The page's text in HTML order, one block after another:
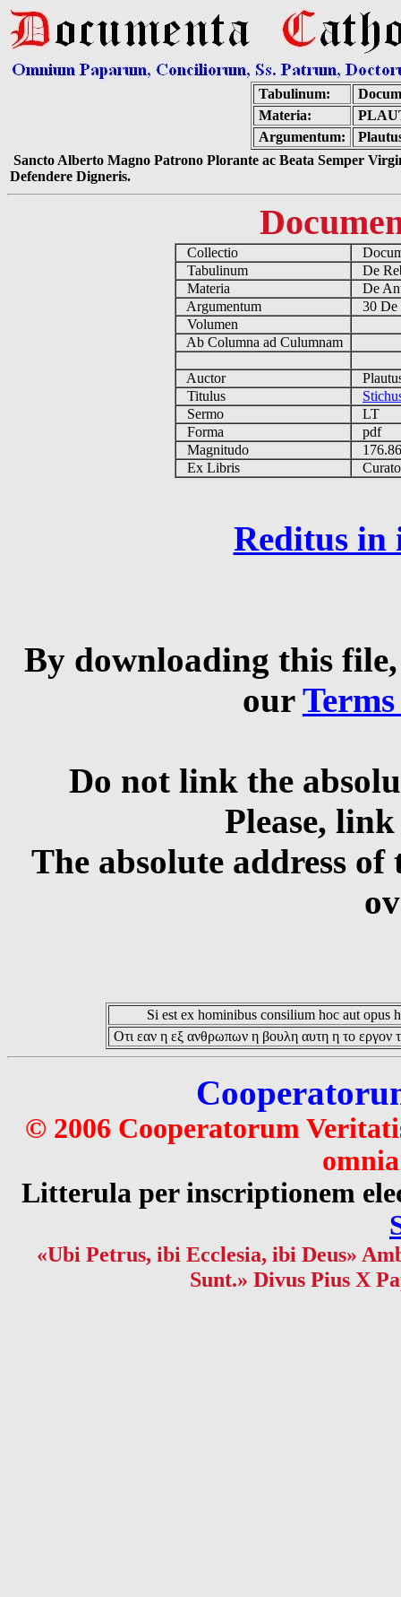
Tabulinum:
Materia:
Argumentum:
Sancto Alberto Magno Patrono Plorante ac Beata Semper
Defendere Digneris.
Collectio
Tabulinum
De
Materia
De
Argumentum
30 De
Volumen
Ab Columna ad Culumnam
Auctor
Titulus
Sermo
LT
Forma
pdf
Magnitudo
Ex Libris
Reditus in
By downloading this
our
Do not link the
Please,
The absolute address
Si est ex hominibus consilium hoc aut opus
Οτι εαν η εξ ανθρωπων η βουλη αυτη η το εργον
© 2006 Cooperatorum
Litterula per inscriptionem
«Ubi Petrus, ibi Ecclesia, ibi Deus»
Sunt.» Divus Pius X